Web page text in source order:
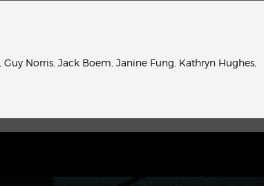
,Guy Norris ,Jack Boem ,Janine Fung Kathryn Hughes